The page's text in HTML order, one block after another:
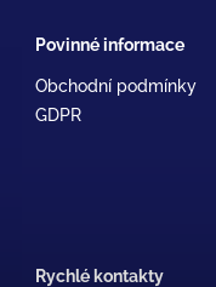
Povinné informace
Obchodní podmínky
GDPR
Rychlé kontakty